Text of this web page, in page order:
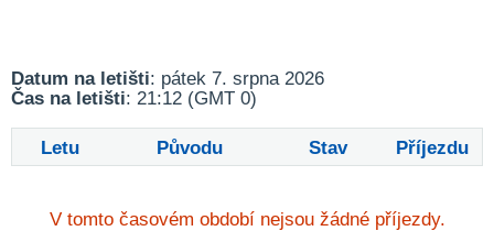
Datum na letišti: pátek 7. srpna 2026
Čas na letišti: 21:12 (GMT 0)
Letu Původu Stav Příjezdu
V tomto časovém období nejsou žádné příjezdy.